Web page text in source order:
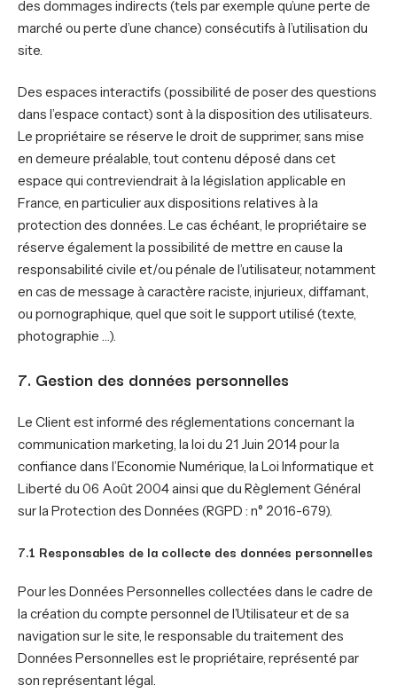
des dommages indirects (tels par exemple qu’une perte de
marché ou perte d’une chance) consécutifs à l’utilisation du
site.
Des espaces interactifs (possibilité de poser des questions
dans l’espace contact) sont à la disposition des utilisateurs.
Le propriétaire se réserve le droit de supprimer, sans mise
en demeure préalable, tout contenu déposé dans cet
espace qui contreviendrait à la législation applicable en
France, en particulier aux dispositions relatives à la
protection des données. Le cas échéant, le propriétaire se
réserve également la possibilité de mettre en cause la
responsabilité civile et/ou pénale de l’utilisateur, notamment
en cas de message à caractère raciste, injurieux, diffamant,
ou pornographique, quel que soit le support utilisé (texte,
photographie …).
7. Gestion des données personnelles
Le Client est informé des réglementations concernant la
communication marketing, la loi du 21 Juin 2014 pour la
confiance dans l’Economie Numérique, la Loi Informatique et
Liberté du 06 Août 2004 ainsi que du Règlement Général
sur la Protection des Données (RGPD : n° 2016-679).
7.1 Responsables de la collecte des données personnelles
Pour les Données Personnelles collectées dans le cadre de
la création du compte personnel de l’Utilisateur et de sa
navigation sur le site, le responsable du traitement des
Données Personnelles est le propriétaire, représenté par
son représentant légal.